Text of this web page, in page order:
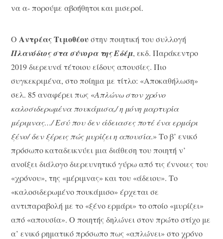
να α- πορούμε αβοήθητοι και μισεροί.
Ο Αντρέας Τιμοθέουστην ποιητική του συλλογή
Πλανόδιος στα σύνορα της Εδέμ, εκδ. Παράκεντρο
2019 διερευνά τέτοιου είδους απουσίες. Πιο
συγκεκριμένα, στο ποίημα με τίτλο: «Αποκαθήλωση»
σελ. 85 αναφέρει πως «Απλώνω στον χρόνο
καλοσιδερωμένα πουκάμισα,/ η μόνη μαρτυρία
μέριμνας…/ Εσύ που δεν άδειασες ποτέ ένα ερμάρι
ξένο/ δεν ξέρεις πώς μυρίζει η απουσία.» Το β’ ενικό
πρόσωπο καταδεικνύει μια διάθεση του ποιητή ν’
ανοίξει διάλογο διερευνητικό γύρω από τις έννοιες του
«χρόνου», της «μέριμνας» και του «άδειου». Το
«καλοσιδερωμένο πουκάμισο» έρχεται σε
αντιπαραβολή με το «ξένο ερμάρι» το οποίο «μυρίζει»
από «απουσία». Ο ποιητής δηλώνει στον πρώτο στίχο με
α’ ενικό ρηματικό πρόσωπο πως «απλώνει» στο χρόνο